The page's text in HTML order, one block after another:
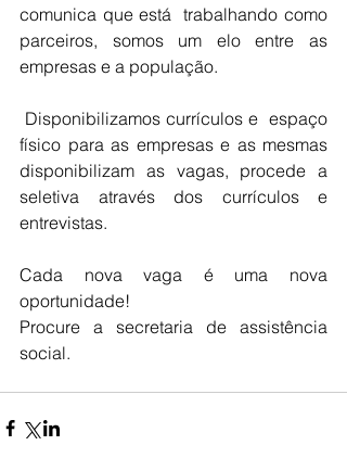
comunica que está  trabalhando como
parceiros, somos um elo entre as
empresas e a população.
físico para as empresas e as mesmas
disponibilizam as vagas, procede a
seletiva através dos currículos e
entrevistas.
Cada nova vaga é uma nova
oportunidade!
Procure a secretaria de assistência
social.